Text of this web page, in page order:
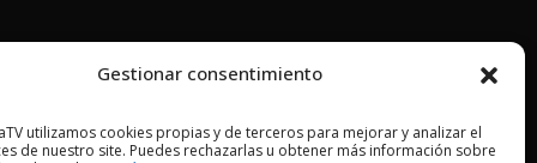
Gestionar consentimiento
utilizamos cookies propias y de terceros para mejorar y analizar el
de nuestro site. Puedes rechazarlas u obtener más información sobre